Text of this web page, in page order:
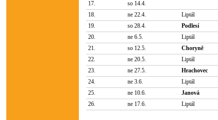
17.
so 14.4.
18.
ne 22.4.
Liptál
19.
so 28.4.
Podlesí
20.
ne 6.5.
Liptál
21.
so 12.5.
Choryně
22.
ne 20.5.
Liptál
23.
ne 27.5.
Hrachovec
24.
ne 3.6.
Liptál
25.
ne 10.6.
Janová
26.
ne 17.6. Liptál